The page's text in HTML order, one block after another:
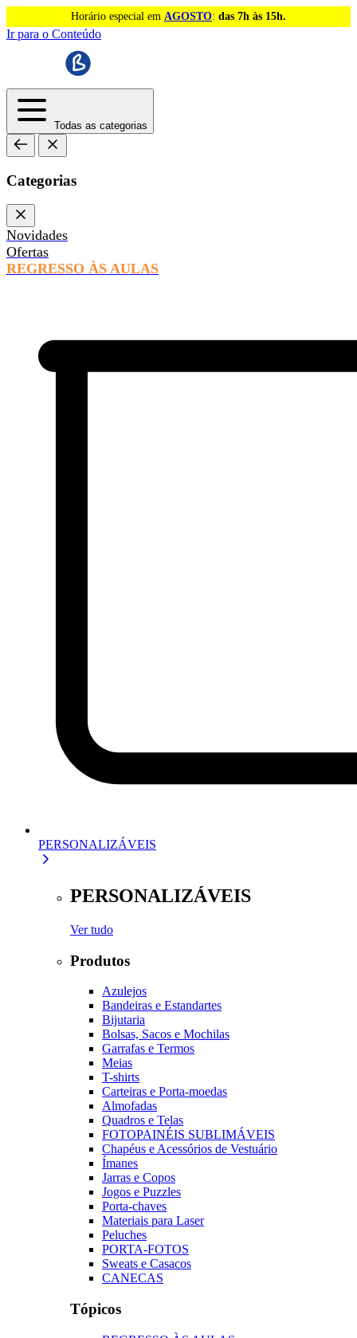
Horário especial em AGOSTO: das 7h às 15h.
Ir para o Conteúdo
Todas as categorias
Categorias
Novidades
Ofertas
REGRESSO ÀS AULAS
PERSONALIZÁVEIS
PERSONALIZÁVEIS
Ver tudo
Produtos
Azulejos
Bandeiras e Estandartes
Bijutaria
Bolsas, Sacos e Mochilas
Garrafas e Termos
Meias
T-shirts
Carteiras e Porta-moedas
Almofadas
Quadros e Telas
FOTOPAINÉIS SUBLIMÁVEIS
Chapéus e Acessórios de Vestuário
Ímanes
Jarras e Copos
Jogos e Puzzles
Porta-chaves
Materiais para Laser
Peluches
PORTA-FOTOS
Sweats e Casacos
CANECAS
Tópicos